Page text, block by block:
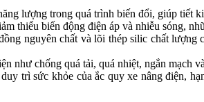
lượng trong quá trình biến đổi, giúp tiết
thiểu biến động điện áp và nhiễu sóng,
nguyên chất và lõi thép silic chất
như chống quá tải, quá nhiệt, ngắn mạch
trì sức khỏe của ắc quy xe nâng điện,